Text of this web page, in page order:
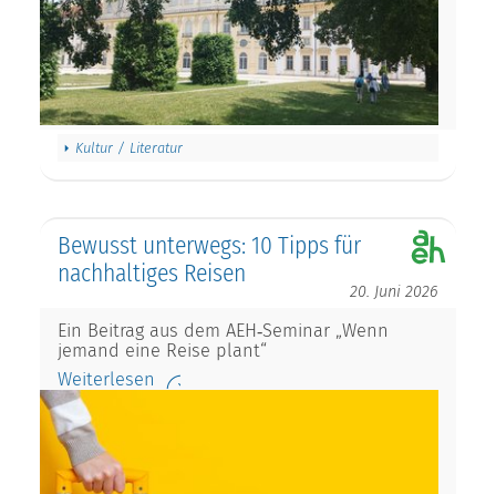
Kultur / Literatur
Bewusst unterwegs: 10 Tipps für
nachhaltiges Reisen
20. Juni 2026
Ein Beitrag aus dem AEH‑Seminar „Wenn
jemand eine Reise plant“
Weiterlesen